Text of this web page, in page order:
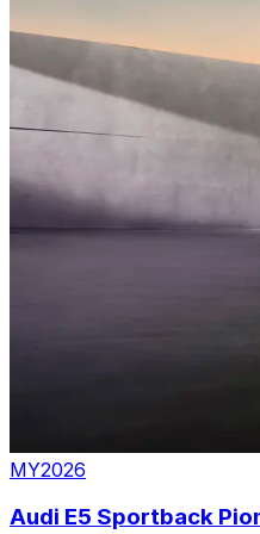
MY2026
Audi E5 Sportback